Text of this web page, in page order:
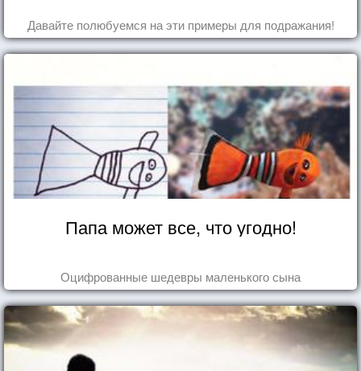
Давайте полюбуемся на эти примеры для подражания!
Папа может все, что угодно!
Оцифрованные шедевры маленького сына